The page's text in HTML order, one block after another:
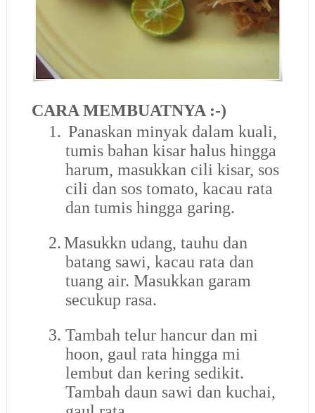
CARA MEMBUATNYA :-)
1. Panaskan minyak dalam kuali,
tumis bahan kisar halus hingga
harum, masukkan cili kisar, sos
cili dan sos tomato, kacau rata
dan tumis hingga garing.
2.Masukkn udang, tauhu dan
batang sawi, kacau rata dan
tuang air. Masukkan garam
secukup rasa.
3. Tambah telur hancur dan mi
hoon, gaul rata hingga mi
lembut dan kering sedikit.
Tambah daun sawi dan kuchai,